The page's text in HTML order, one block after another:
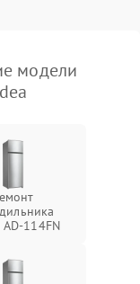
модели
114FN